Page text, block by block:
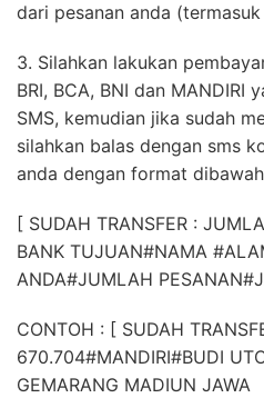
dari pesanan anda
3. Silahkan lakukan
BRI, BCA, BNI dan MANDIRI
SMS, kemudian jika sudah
silahkan balas dengan sms
anda dengan format
[ SUDAH TRANSFER :
BANK TUJUAN#NAMA
ANDA#JUMLAH
CONTOH : [ SUDAH
670.704#MANDIRI#BUDI
GEMARANG MADIUN JAWA